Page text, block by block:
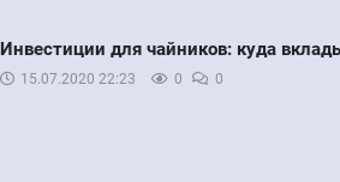
Инвестиции для чайников: куда
15.07.2020 22:23 0 0